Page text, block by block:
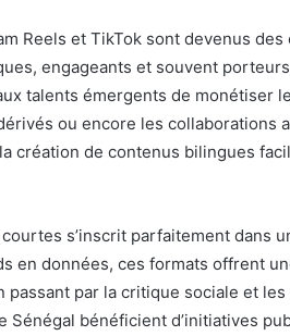
Reels et TikTok sont devenus
engageants et souvent
talents émergents de monétiser
ou encore les collaborations
création de contenus bilingues
s’inscrit parfaitement dans
en données, ces formats offrent
passant par la critique sociale et
Sénégal bénéficient d’initiatives